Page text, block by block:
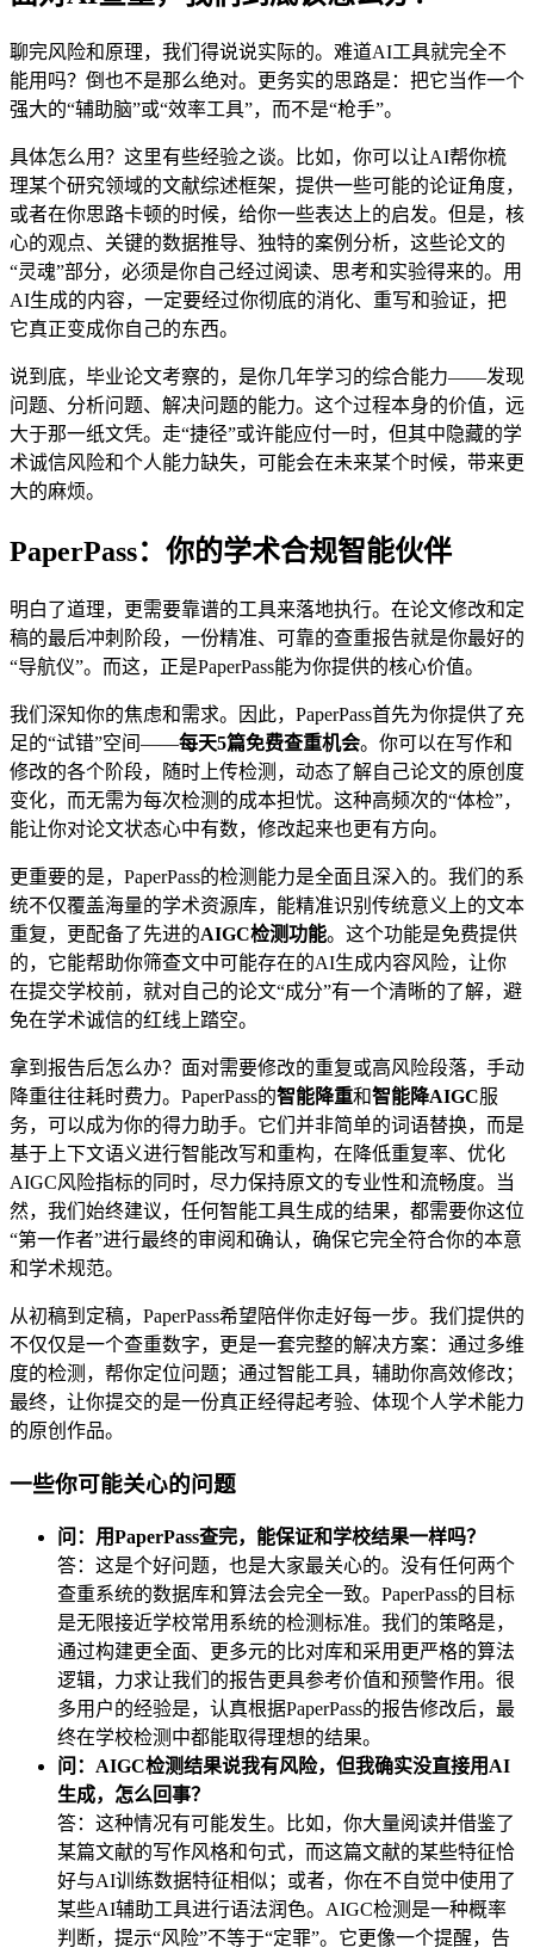
聊完风险和原理，我们得说说实际的。难道AI工具就完全不
能用吗？倒也不是那么绝对。更务实的思路是：把它当作一个
强大的“辅助脑”或“效率工具”，而不是“枪手”。
具体怎么用？这里有些经验之谈。比如，你可以让AI帮你梳
理某个研究领域的文献综述框架，提供一些可能的论证角度，
或者在你思路卡顿的时候，给你一些表达上的启发。但是，核
心的观点、关键的数据推导、独特的案例分析，这些论文的
“灵魂”部分，必须是你自己经过阅读、思考和实验得来的。用
AI生成的内容，一定要经过你彻底的消化、重写和验证，把
它真正变成你自己的东西。
说到底，毕业论文考察的，是你几年学习的综合能力——发现
问题、分析问题、解决问题的能力。这个过程本身的价值，远
大于那一纸文凭。走“捷径”或许能应付一时，但其中隐藏的学
术诚信风险和个人能力缺失，可能会在未来某个时候，带来更
大的麻烦。
PaperPass：你的学术合规智能伙伴
明白了道理，更需要靠谱的工具来落地执行。在论文修改和定
稿的最后冲刺阶段，一份精准、可靠的查重报告就是你最好的
“导航仪”。而这，正是PaperPass能为你提供的核心价值。
我们深知你的焦虑和需求。因此，PaperPass首先为你提供了充
足的“试错”空间——每天5篇免费查重机会。你可以在写作和
修改的各个阶段，随时上传检测，动态了解自己论文的原创度
变化，而无需为每次检测的成本担忧。这种高频次的“体检”，
能让你对论文状态心中有数，修改起来也更有方向。
更重要的是，PaperPass的检测能力是全面且深入的。我们的系
统不仅覆盖海量的学术资源库，能精准识别传统意义上的文本
重复，更配备了先进的AIGC检测功能。这个功能是免费提供
的，它能帮助你筛查文中可能存在的AI生成内容风险，让你
在提交学校前，就对自己的论文“成分”有一个清晰的了解，避
免在学术诚信的红线上踏空。
拿到报告后怎么办？面对需要修改的重复或高风险段落，手动
降重往往耗时费力。PaperPass的智能降重和智能降AIGC服
务，可以成为你的得力助手。它们并非简单的词语替换，而是
基于上下文语义进行智能改写和重构，在降低重复率、优化
AIGC风险指标的同时，尽力保持原文的专业性和流畅度。当
然，我们始终建议，任何智能工具生成的结果，都需要你这位
“第一作者”进行最终的审阅和确认，确保它完全符合你的本意
和学术规范。
从初稿到定稿，PaperPass希望陪伴你走好每一步。我们提供的
不仅仅是一个查重数字，更是一套完整的解决方案：通过多维
度的检测，帮你定位问题；通过智能工具，辅助你高效修改；
最终，让你提交的是一份真正经得起考验、体现个人学术能力
的原创作品。
一些你可能关心的问题
问：用PaperPass查完，能保证和学校结果一样吗？
答：这是个好问题，也是大家最关心的。没有任何两个
查重系统的数据库和算法会完全一致。PaperPass的目标
是无限接近学校常用系统的检测标准。我们的策略是，
通过构建更全面、更多元的比对库和采用更严格的算法
逻辑，力求让我们的报告更具参考价值和预警作用。很
多用户的经验是，认真根据PaperPass的报告修改后，最
终在学校检测中都能取得理想的结果。
问：AIGC检测结果说我有风险，但我确实没直接用AI
生成，怎么回事？
答：这种情况有可能发生。比如，你大量阅读并借鉴了
某篇文献的写作风格和句式，而这篇文献的某些特征恰
好与AI训练数据特征相似；或者，你在不自觉中使用了
某些AI辅助工具进行语法润色。AIGC检测是一种概率
判断，提示“风险”不等于“定罪”。它更像一个提醒，告